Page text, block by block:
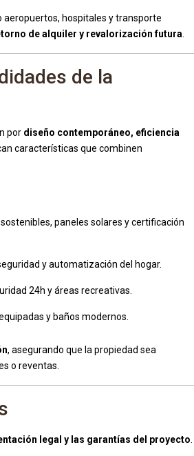
aeropuertos, hospitales y transporte
de alquiler y revalorización futura
de la
por diseño contemporáneo, eficiencia
características que combinen
paneles solares y certificación
y automatización del hogar.
24h y áreas recreativas.
y baños modernos.
, asegurando que la propiedad sea
o reventas.
legal y las garantías del proyecto